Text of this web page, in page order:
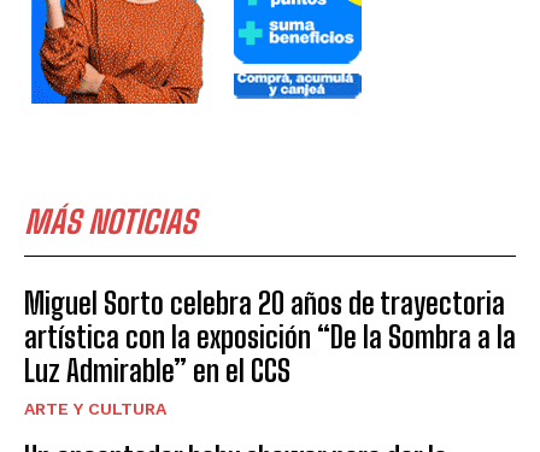
MÁS NOTICIAS
Miguel Sorto celebra 20 años de trayectoria
artística con la exposición “De la Sombra a la
Luz Admirable” en el CCS
ARTE Y CULTURA